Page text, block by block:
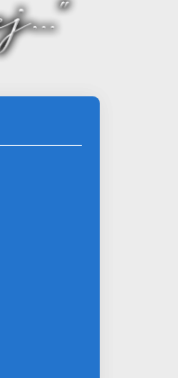
dla
w spłacie
składek lub
po spełnieniu